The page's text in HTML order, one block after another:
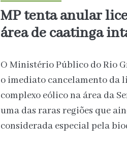
MP tenta anular
área de caatinga
O Ministério Público do Rio
o imediato cancelamento da
complexo eólico na área da
uma das raras regiões que
considerada especial pela